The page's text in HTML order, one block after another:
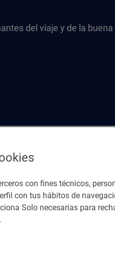
del viaje y de la buena
Condiciones del
con fines técnicos,
con tus hábitos de
Solo necesarias para